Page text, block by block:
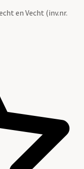
en Vecht (inv.nr.